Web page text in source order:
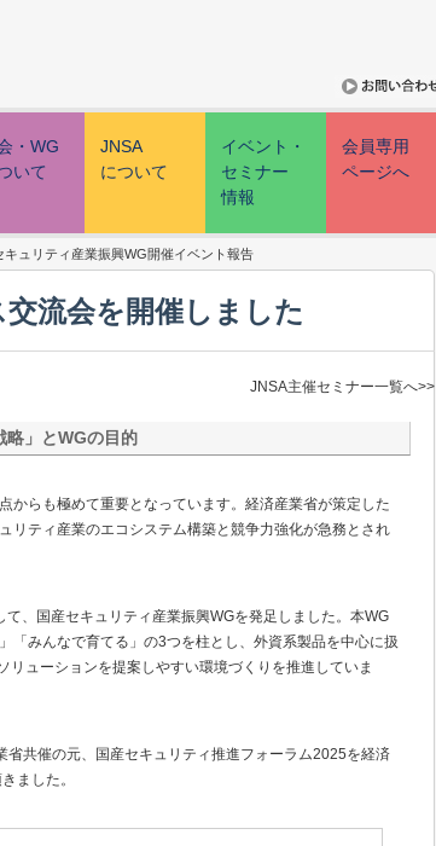
・WG
いて
JNSA
について
イベント・
セミナー
情報
会員専用
ページへ
ュリティ産業振興WG開催イベント報告
流会を開催しました
JNSA主催セミナー一覧へ>>
略」とWGの目的
からも極めて重要となっています。経済産業省が策定した
リティ産業のエコシステム構築と競争力強化が急務とされ
、国産セキュリティ産業振興WGを発足しました。本WG
「みんなで育てる」の3つを柱とし、外資系製品を中心に扱
ューションを提案しやすい環境づくりを推進していま
共催の元、国産セキュリティ推進フォーラム2025を経済
ました。